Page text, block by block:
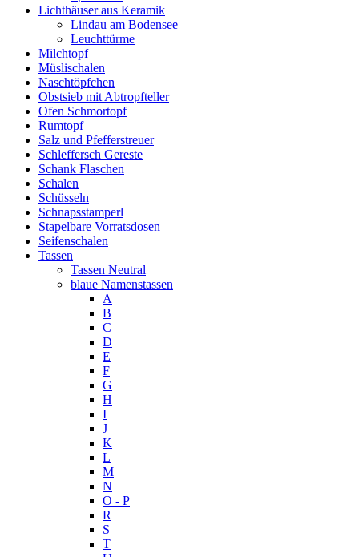
Lichthäuser aus Keramik
Lindau am Bodensee
Leuchttürme
Milchtopf
Müslischalen
Naschtöpfchen
Obstsieb mit Abtropfteller
Ofen Schmortopf
Rumtopf
Salz und Pfefferstreuer
Schleffersch Gereste
Schank Flaschen
Schalen
Schüsseln
Schnapsstamperl
Stapelbare Vorratsdosen
Seifenschalen
Tassen
Tassen Neutral
blaue Namenstassen
A
B
C
D
E
F
G
H
I
J
K
L
M
N
O - P
R
S
T